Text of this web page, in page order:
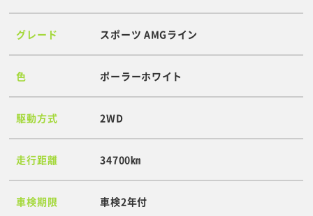
グレード スポーツ AMGライン
色 ポーラーホワイト
駆動方式 2WD
走行距離 34700㎞
車検期限 車検2年付